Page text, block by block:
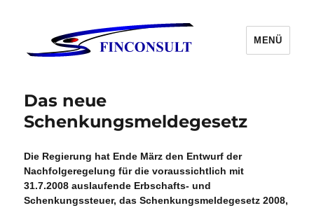
MENÜ
Das neue
Schenkungsmeldegesetz
Die Regierung hat Ende März den Entwurf der
Nachfolgeregelung für die voraussichtlich mit
31.7.2008 auslaufende Erbschafts- und
Schenkungssteuer, das Schenkungsmeldegesetz 2008,